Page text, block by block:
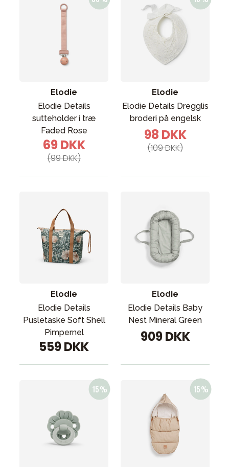
Elodie
Elodie Details
sutteholder i træ
Faded Rose
69 DKK
(99 DKK)
Elodie
Elodie Details Dregglis
broderi på engelsk
98 DKK
(109 DKK)
Elodie
Elodie Details
Pusletaske Soft Shell
Pimpernel
559 DKK
Elodie
Elodie Details Baby
Nest Mineral Green
909 DKK